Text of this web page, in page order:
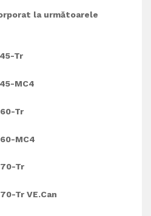
la următoarele
Tr
MC4
Tr
MC4
Tr
Tr VE.Can